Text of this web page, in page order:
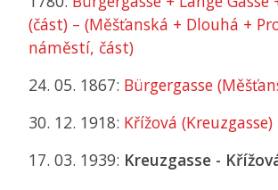
(část) – (Měšťanská + Dlouhá +
náměstí, část)
24. 05. 1867: Bürgergasse
30. 12. 1918: Křížová (Kreuzgasse)
17. 03. 1939: Kreuzgasse -